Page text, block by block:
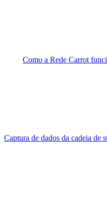
Como a Rede Carrot
Captura de dados da cadeia de